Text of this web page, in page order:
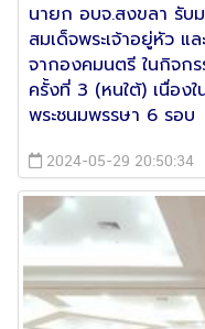
นายก อบจ.สงขลา รับ
สมเด็จพระเจ้าอยู่หัว แ
จากองคมนตรี ในกิจก
ครั้งที่ 3 (หนใต้) เนื่อง
พระชนมพรรษา 6 รอบ
2024-05-29 20:50:34